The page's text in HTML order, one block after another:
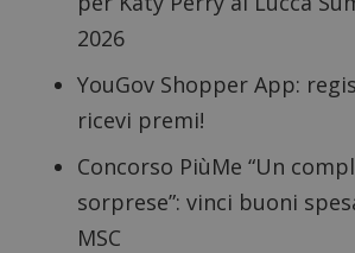
2026
YouGov Shopper App:
ricevi premi!
Concorso PiùMe “Un
sorprese”: vinci buoni
MSC